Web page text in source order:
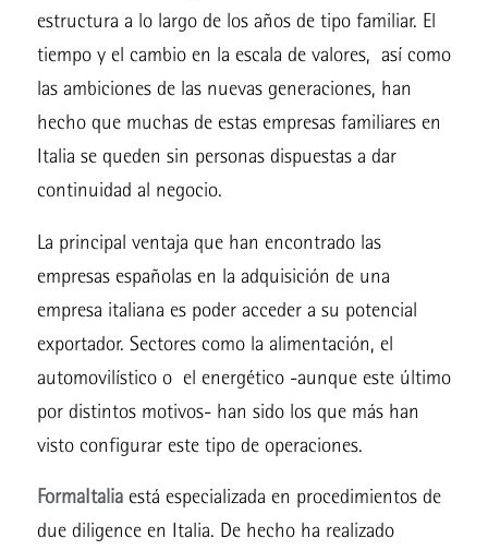
estructura a lo largo de los años de tipo familiar. El
tiempo y el cambio en la escala de valores, así como
las ambiciones de las nuevas generaciones, han
hecho que muchas de estas empresas familiares en
Italia se queden sin personas dispuestas a dar
continuidad al negocio.
La principal ventaja que han encontrado las
empresas españolas en la adquisición de una
empresa italiana es poder acceder a su potencial
exportador. Sectores como la alimentación, el
automovilístico o el energético -aunque este último
por distintos motivos- han sido los que más han
visto configurar este tipo de operaciones.
FormaItaliaestá especializada en procedimientos de
due diligence en Italia. De hecho ha realizado